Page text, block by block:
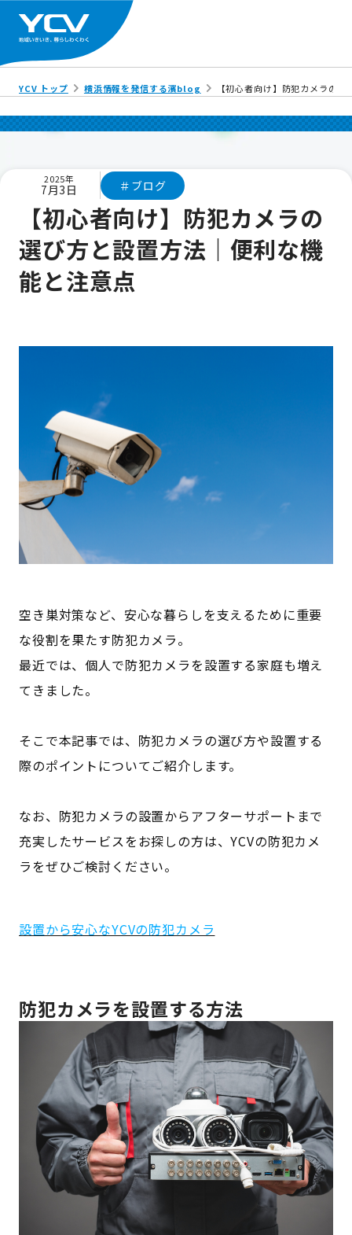
YCV トップ 横浜情報を発信する濱blog 【初心者向け】防犯カメラの
2025年
7月3日 ＃ブログ
【初心者向け】防犯カメラの
選び方と設置方法｜便利な機
能と注意点
空き巣対策など、安心な暮らしを支えるために重要
な役割を果たす防犯カメラ。
最近では、個人で防犯カメラを設置する家庭も増え
てきました。
そこで本記事では、防犯カメラの選び方や設置する
際のポイントについてご紹介します。
なお、防犯カメラの設置からアフターサポートまで
充実したサービスをお探しの方は、YCVの防犯カメ
ラをぜひご検討ください。
設置から安心なYCVの防犯カメラ
防犯カメラを設置する方法